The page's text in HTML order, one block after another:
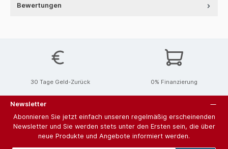
Bewertungen
30 Tage Geld-Zurück 0% Finanzierung
Newsletter
Abonnieren Sie jetzt einfach unseren regelmäßig erscheinenden
Newsletter und Sie werden stets unter den Ersten sein, die über
neue Produkte und Angebote informiert werden.